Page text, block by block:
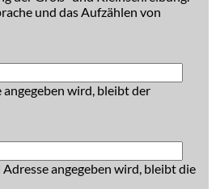
und das Aufzählen von
angegeben wird, bleibt der
angegeben wird, bleibt die